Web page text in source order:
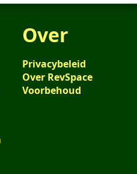
Over
Privacybeleid
Over RevSpace
Voorbehoud